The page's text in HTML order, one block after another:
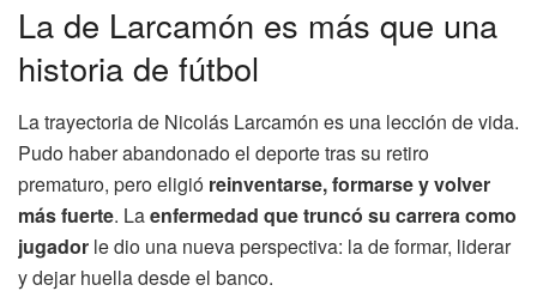
La de Larcamón es más que una
historia de fútbol
La trayectoria de Nicolás Larcamón es una lección de vida.
Pudo haber abandonado el deporte tras su retiro
prematuro, pero eligió reinventarse, formarse y volver
más fuerte. Laenfermedad que truncó su carrera como
jugador le dio una nueva perspectiva: la de formar, liderar
y dejar huella desde el banco.